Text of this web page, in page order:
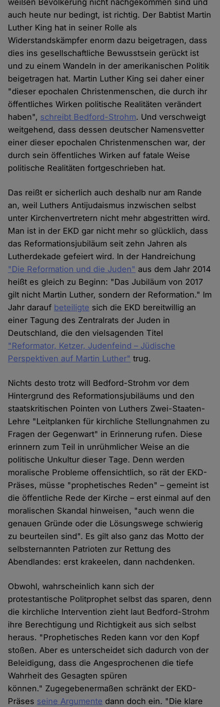
weißen Bevölkerung nicht nachgekommen sind und
auch heute nur bedingt, ist richtig. Der Babtist Martin
Luther King hat in seiner Rolle als
Widerstandskämpfer enorm dazu beigetragen, dass
dies ins gesellschaftliche Bewusstsein gerückt ist
und zu einem Wandeln in der amerikanischen Politik
beigetragen hat. Martin Luther King sei daher einer
"dieser epochalen Christenmenschen, die durch ihr
öffentliches Wirken politische Realitäten verändert
haben", schreibt Bedford-Strohm. Und verschweigt
weitgehend, dass dessen deutscher Namensvetter
einer dieser epochalen Christenmenschen war, der
durch sein öffentliches Wirken auf fatale Weise
politische Realitäten fortgeschrieben hat.
Das reißt er sicherlich auch deshalb nur am Rande
an, weil Luthers Antijudaismus inzwischen selbst
unter Kirchenvertretern nicht mehr abgestritten wird.
Man ist in der EKD gar nicht mehr so glücklich, dass
das Reformationsjubiläum seit zehn Jahren als
Lutherdekade gefeiert wird. In der Handreichung
"Die Reformation und die Juden" aus dem Jahr 2014
heißt es gleich zu Beginn: "Das Jubiläum von 2017
gilt nicht Martin Luther, sondern der Reformation." Im
Jahr darauf beteiligte sich die EKD bereitwillig an
einer Tagung des Zentralrats der Juden in
Deutschland, die den vielsagenden Titel
"Reformator, Ketzer, Judenfeind – Jüdische
Perspektiven auf Martin Luther" trug.
Nichts desto trotz will Bedford-Strohm vor dem
Hintergrund des Reformationsjubiläums und den
staatskritischen Pointen von Luthers Zwei-Staaten-
Lehre "Leitplanken für kirchliche Stellungnahmen zu
Fragen der Gegenwart" in Erinnerung rufen. Diese
erinnern zum Teil in unrühmlicher Weise an die
politische Unkultur dieser Tage. Denn werden
moralische Probleme offensichtlich, so rät der EKD-
Präses, müsse "prophetisches Reden" – gemeint ist
die öffentliche Rede der Kirche – erst einmal auf den
moralischen Skandal hinweisen, "auch wenn die
genauen Gründe oder die Lösungswege schwierig
zu beurteilen sind". Es gilt also ganz das Motto der
selbsternannten Patrioten zur Rettung des
Abendlandes: erst krakeelen, dann nachdenken.
Obwohl, wahrscheinlich kann sich der
protestantische Politprophet selbst das sparen, denn
die kirchliche Intervention zieht laut Bedford-Strohm
ihre Berechtigung und Richtigkeit aus sich selbst
heraus. "Prophetisches Reden kann vor den Kopf
stoßen. Aber es unterscheidet sich dadurch von der
Beleidigung, dass die Angesprochenen die tiefe
Wahrheit des Gesagten spüren
können." Zugegebenermaßen schränkt der EKD-
Präses seine Argumente dann doch ein. "Die klare